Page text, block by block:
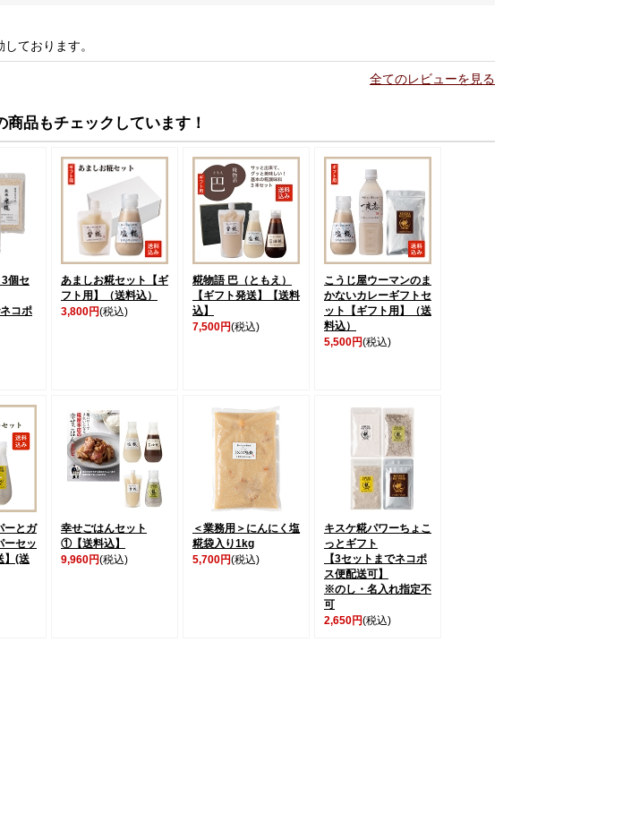
ております。
全てのレビューを見る
品もチェックしています！
個セ
コポ
あましお糀セット【ギ
フト用】（送料込）
3,800円(税込)
糀物語 巴（ともえ）
【ギフト発送】【送料
込】
7,500円(税込)
こうじ屋ウーマンのま
かないカレーギフトセ
ット【ギフト用】（送
料込）
5,500円(税込)
ーとガ
ーセッ
】(送
幸せごはんセット
①【送料込】
9,960円(税込)
＜業務用＞にんにく塩
糀袋入り1kg
5,700円(税込)
キスケ糀パワーちょこ
っとギフト
【3セットまでネコポ
ス便配送可】
※のし・名入れ指定不
可
2,650円(税込)